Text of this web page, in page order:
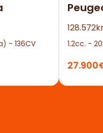
- 136CV 1.2cc. -